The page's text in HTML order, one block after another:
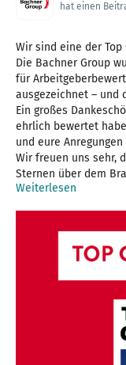
hat einen
Wir sind eine der Top
Die Bachner Group
für
ausgezeichnet – und
Ein großes
ehrlich bewertet
und eure
Wir freuen uns sehr,
Sternen über dem
Weiterlesen